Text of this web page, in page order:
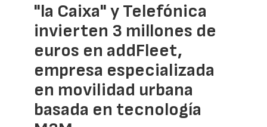
"la Caixa" y Telefónica
invierten 3 millones de
euros en addFleet,
empresa especializada
en movilidad urbana
basada en tecnología